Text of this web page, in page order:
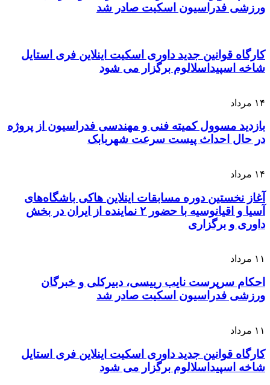
ورزشی فدراسیون اسکیت صادر شد
کارگاه قوانین جدید داوری اسکیت اینلاین فری استایل
شاخه اسپیداسلالوم برگزار می شود
۱۴ مرداد
بازدید مسوول کمیته فنی و مهندسی فدراسیون از پروژه
در حال احداث پیست سرعت شهربابک
۱۴ مرداد
آغاز نخستین دوره مسابقات اینلاین هاکی باشگاه‌های
آسیا و اقیانوسیه با حضور ۲ نماینده از ایران در بخش
داوری و برگزاری
۱۱ مرداد
احکام سرپرست نایب رییسی، دبیرکلی و خبرگان
ورزشی فدراسیون اسکیت صادر شد
۱۱ مرداد
کارگاه قوانین جدید داوری اسکیت اینلاین فری استایل
شاخه اسپیداسلالوم برگزار می شود